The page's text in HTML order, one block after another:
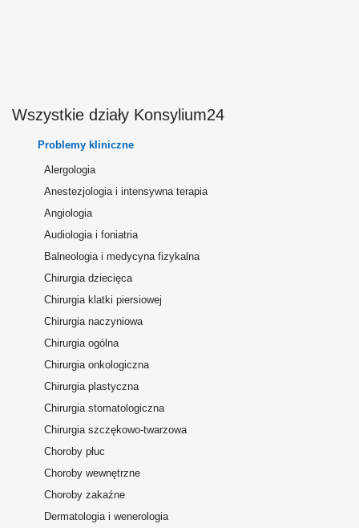
Wszystkie działy Konsylium24
Problemy kliniczne
Alergologia
Anestezjologia i intensywna terapia
Angiologia
Audiologia i foniatria
Balneologia i medycyna fizykalna
Chirurgia dziecięca
Chirurgia klatki piersiowej
Chirurgia naczyniowa
Chirurgia ogólna
Chirurgia onkologiczna
Chirurgia plastyczna
Chirurgia stomatologiczna
Chirurgia szczękowo-twarzowa
Choroby płuc
Choroby wewnętrzne
Choroby zakaźne
Dermatologia i wenerologia